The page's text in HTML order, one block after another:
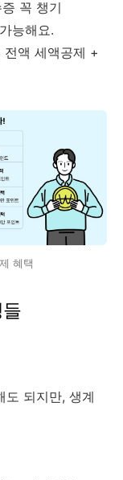
꼭 챙기
능해요.
전액 세액공제 +
혜택
도 되지만, 생계